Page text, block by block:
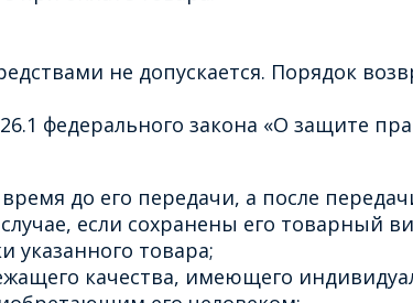
не допускается. Порядок
федерального закона «О защите
до его передачи, а после
если сохранены его товарный
указанного товара;
качества, имеющего